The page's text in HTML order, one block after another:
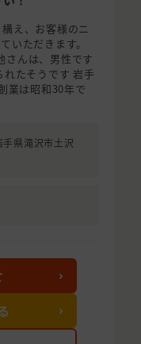
え、お客様のニ
いただきます。
んは、男性です
たそうです 岩手
業は昭和30年で
県滝沢市土沢